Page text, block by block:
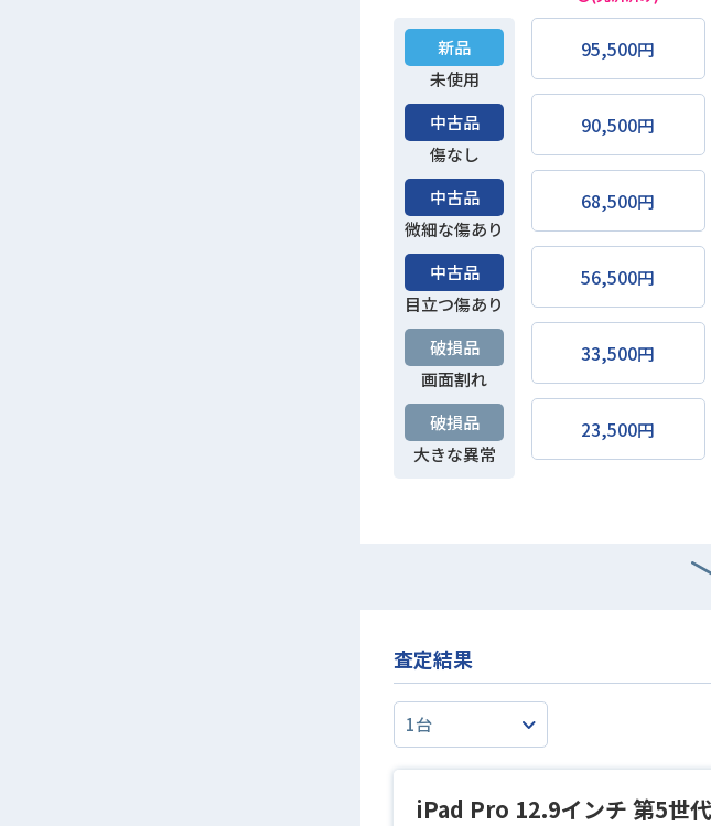
新品
未使用
中古品
傷なし
中古品
微細な傷あり
中古品
目立つ傷あり
破損品
画面割れ
破損品
大きな異常
95,500円
90,500円
68,500円
56,500円
33,500円
23,500円
査定結果
iPad Pro 12.9インチ 第5世